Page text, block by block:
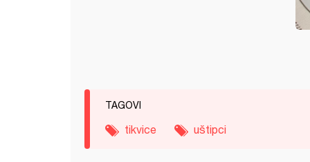
TAGOVI
tikvice uštipci